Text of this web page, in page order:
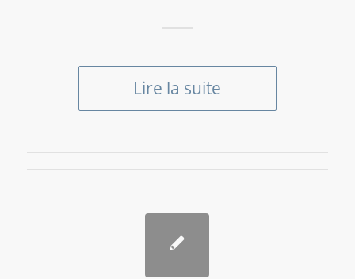
Lire la suite